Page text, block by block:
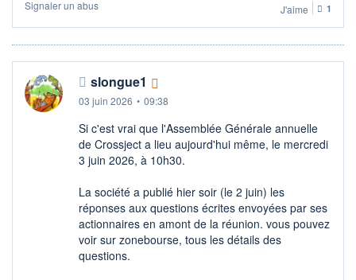
Signaler un abus J'aime 1
slongue1
03 juin 2026 • 09:38
Si c'est vrai que l'Assemblée Générale annuelle
de Crossject a lieu aujourd'hui même, le mercredi
3 juin 2026, à 10h30.
La société a publié hier soir (le 2 juin) les
réponses aux questions écrites envoyées par ses
actionnaires en amont de la réunion. vous pouvez
voir sur zonebourse, tous les détails des
questions.